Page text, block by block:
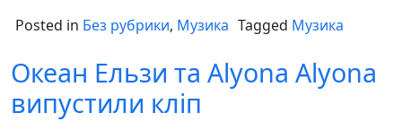
Posted in Без рубрики, Музика Tagged Музика
Океан Ельзи та Alyona Alyona
випустили кліп